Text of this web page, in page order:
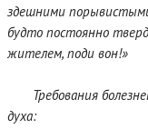
здешними
будто постоянно
жителем, поди вон!»
Требования
духа: